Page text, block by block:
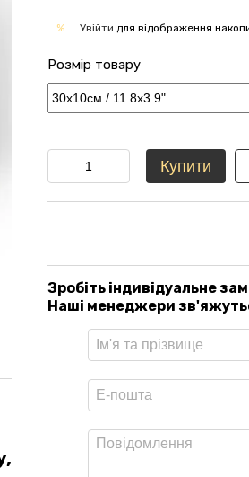
% Увійти для відображення
Розмір товару
Купити
Зробіть індивідуальне
Наші менеджери